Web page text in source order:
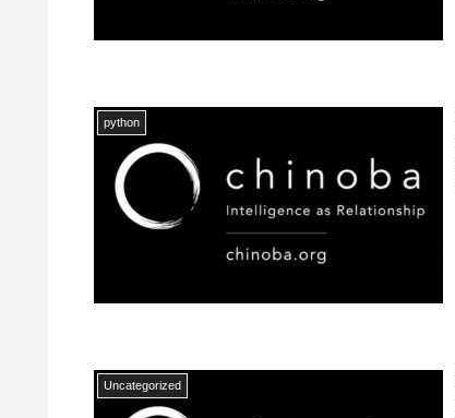
python
Uncategorized